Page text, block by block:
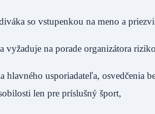
so vstupenkou na meno a
vyžaduje na porade organizátora
hlavného usporiadateľa, osvedčenia
len pre príslušný šport,